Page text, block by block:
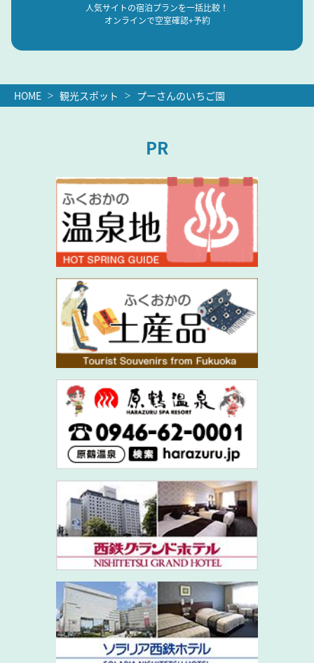
人気サイトの宿泊プランを一括比較！
オンラインで空室確認+予約
HOME 観光スポット プーさんのいちご園
PR